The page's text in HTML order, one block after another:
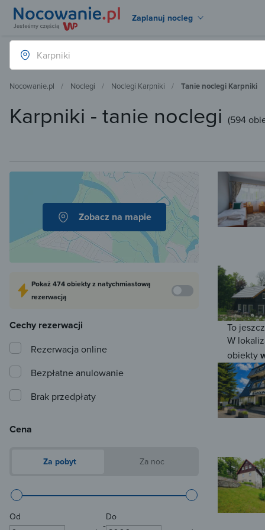
Zaplanuj nocleg
Nocowanie.pl Noclegi Noclegi Karpniki Tanie noclegi Karpniki
Karpniki - tanie noclegi (594
To
W
obiekty
Zobacz na mapie
Pokaż474 obiektyz natychmiastową
rezerwacją
Cechy rezerwacji
Rezerwacja online
Bezpłatne anulowanie
Brak przedpłaty
Cena
Za pobyt Za noc
Od
-
Do